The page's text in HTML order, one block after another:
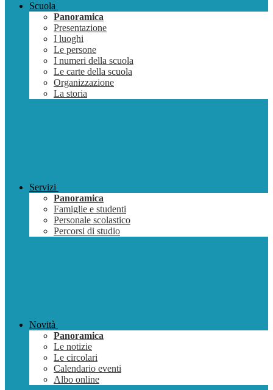
Scuola
Panoramica
Presentazione
I luoghi
Le persone
I numeri della scuola
Le carte della scuola
Organizzazione
La storia
Servizi
Panoramica
Famiglie e studenti
Personale scolastico
Percorsi di studio
Novità
Panoramica
Le notizie
Le circolari
Calendario eventi
Albo online